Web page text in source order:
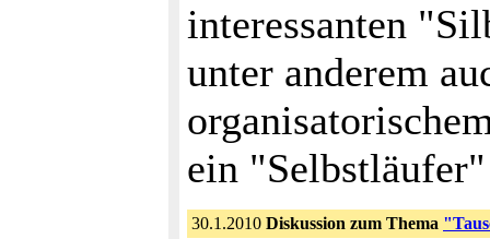
interessanten
unter anderem
ein
30.1.2010 Diskussion zum Thema